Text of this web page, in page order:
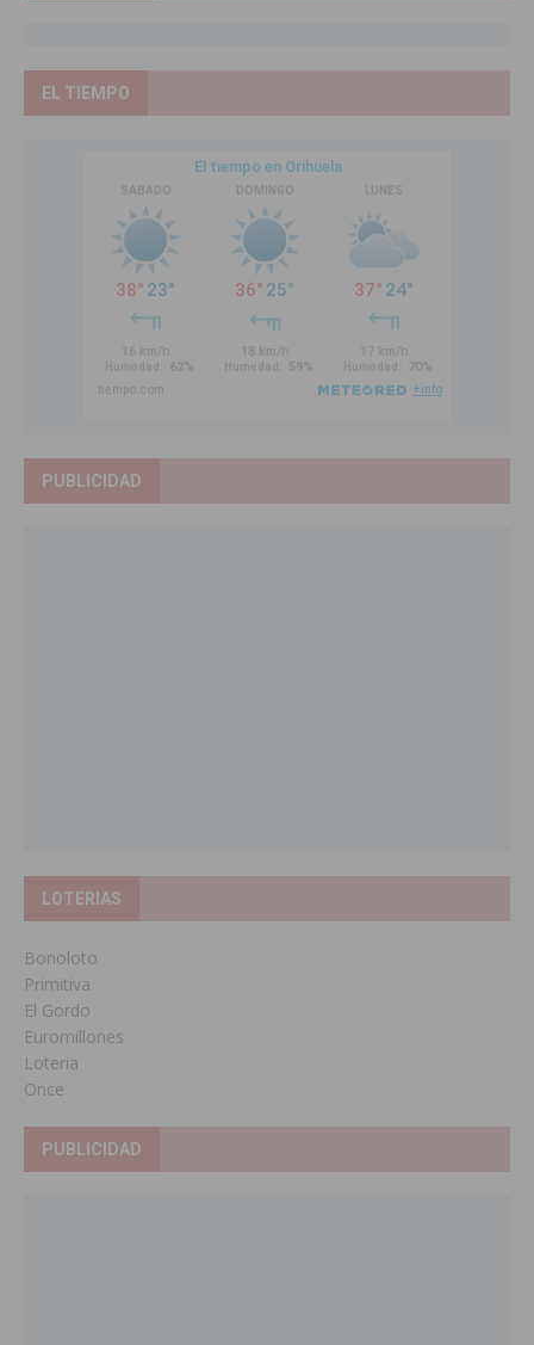
EL TIEMPO
PUBLICIDAD
LOTERIAS
Bonoloto
Primitiva
El Gordo
Euromillones
Loteria
Once
PUBLICIDAD